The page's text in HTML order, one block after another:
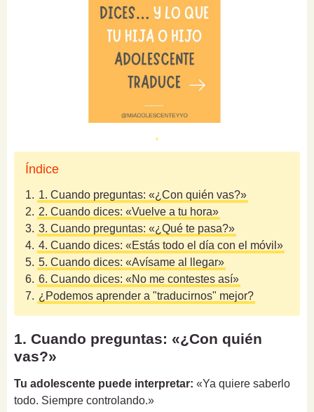
Índice
1. 1. Cuando preguntas: «¿Con quién vas?»
2. 2. Cuando dices: «Vuelve a tu hora»
3. 3. Cuando preguntas: «¿Qué te pasa?»
4. 4. Cuando dices: «Estás todo el día con el móvil»
5. 5. Cuando dices: «Avísame al llegar»
6. 6. Cuando dices: «No me contestes así»
7. ¿Podemos aprender a "traducirnos" mejor?
1. Cuando preguntas: «¿Con quién
vas?»
Tu adolescente puede interpretar: «Ya quiere saberlo
todo. Siempre controlando.»